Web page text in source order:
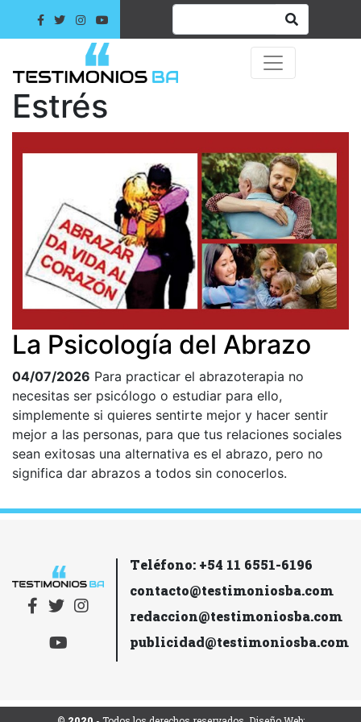
Estrés
La Psicología del Abrazo
04/07/2026 Para practicar el abrazoterapia no
necesitas ser psicólogo o estudiar para ello,
simplemente si quieres sentirte mejor y hacer sentir
mejor a las personas, para que tus relaciones sociales
sean exitosas una alternativa es el abrazo, pero no
significa dar abrazos a todos sin conocerlos.
Teléfono: +54 11 6551-6196
contacto@testimoniosba.com
redaccion@testimoniosba.com
publicidad@testimoniosba.com